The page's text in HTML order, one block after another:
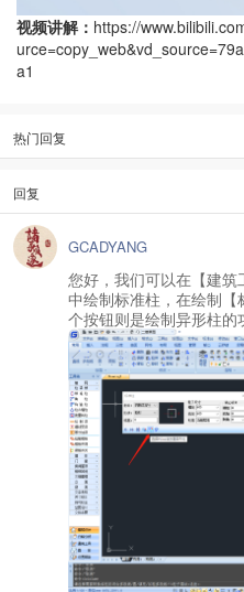
视频讲解： https://
a1
热门回复
回复
GCADYANG
您好，我们可以在【建筑
中绘制标准柱，在绘制
个按钮则是绘制异形柱的